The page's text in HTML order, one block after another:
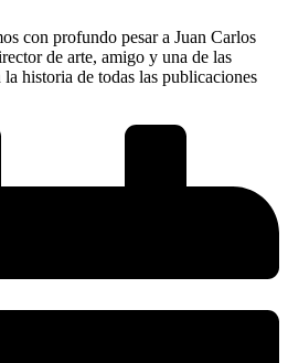
con profundo pesar a Juan Carlos
de arte, amigo y una de las
la historia de todas las publicaciones